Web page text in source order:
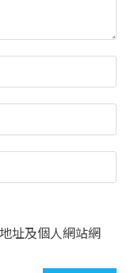
址及個人網站網